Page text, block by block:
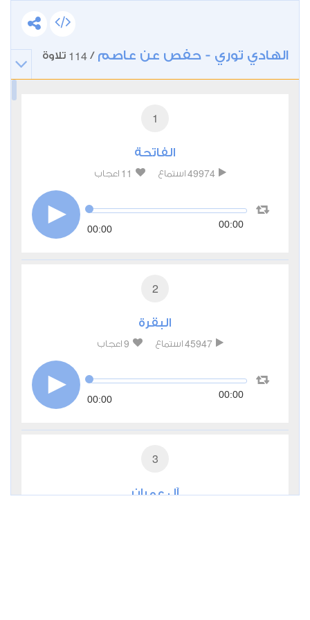
الهادي توري - حفص عن عاصم /
114 تلاوة
1
الفاتحة
49974 استماع 11 اعجاب
00:00 00:00
2
البقرة
45947 استماع 9 اعجاب
00:00 00:00
3
آل عمران